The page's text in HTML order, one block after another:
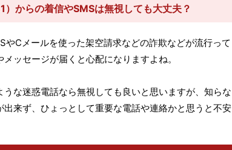
からの着信やSMSは無視しても大丈夫？
Cメールを使った架空請求などの詐欺などが流行って
ッセージが届くと心配になりますよね。
な迷惑電話なら無視しても良いと思いますが、知らな
来ず、ひょっとして重要な電話や連絡かと思うと不安